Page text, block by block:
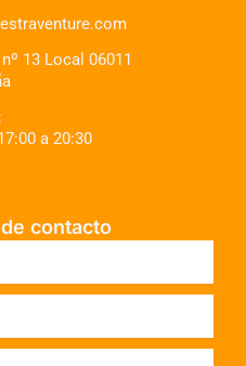
13 Local 06011
a 20:30
contacto